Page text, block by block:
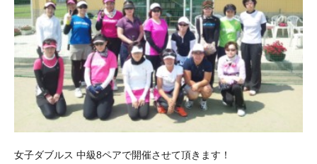
女子ダブルス 中級8ペアで開催させて頂きます！